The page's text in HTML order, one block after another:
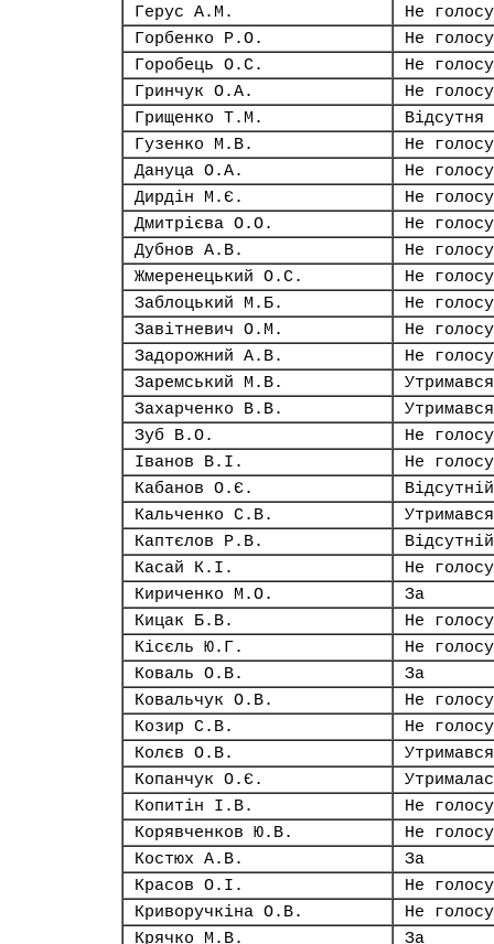
Герус А.М.
Не
Горбенко Р.О.
Не
Горобець О.С.
Не
Гринчук О.А.
Не
Грищенко Т.М.
Відсутня
Гузенко М.В.
Не
Дануца О.А.
Не
Дирдін М.Є.
Не
Дмитрієва О.О.
Не
Дубнов А.В.
Не
Жмеренецький О.С.
Не
Заблоцький М.Б.
Не
Завітневич О.М.
Не
Задорожний А.В.
Не
Заремський М.В.
Утримався
Захарченко В.В.
Утримався
Зуб В.О.
Не
Іванов В.І.
Не
Кабанов О.Є.
Відсутній
Кальченко С.В.
Утримався
Каптєлов Р.В.
Відсутній
Касай К.І.
Не
Кириченко М.О.
За
Кицак Б.В.
Не
Кісєль Ю.Г.
Не
Коваль О.В.
За
Ковальчук О.В.
Не
Козир С.В.
Не
Колєв О.В.
Утримався
Копанчук О.Є.
Копитін І.В.
Не
Корявченков Ю.В.
Не
Костюх А.В.
За
Красов О.І.
Не
Криворучкіна О.В.
Не
Крячко М.В.
За